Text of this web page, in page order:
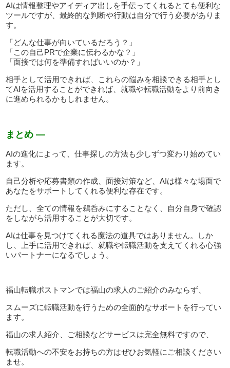
AIは情報整理やアイディア出しを手伝ってくれるとても便利な
ツールですが、最終的な判断や行動は自分で行う必要がありま
す。
「どんな仕事が向いているだろう？」
「この自己PRで企業に伝わるかな？」
「面接では何を準備すればいいのか？」
相手として活用できれば、これらの悩みを相談できる相手とし
てAIを活用することができれば、就職や転職活動をより前向き
に進められるかもしれません。
まとめ —
AIの進化によって、仕事探しの方法も少しずつ変わり始めてい
ます。
自己分析や応募書類の作成、面接対策など、AIは様々な場面で
あなたをサポートしてくれる便利な存在です。
ただし、全ての情報を鵜呑みにすることなく、自分自身で確認
をしながら活用することが大切です。
AIは仕事を見つけてくれる魔法の道具ではありません。しか
し、上手に活用できれば、就職や転職活動を支えてくれる心強
いパートナーになるでしょう。
福山転職ポストマンでは福山の求人のご紹介のみならず、
スムーズに転職活動を行うための全面的なサポートを行ってい
ます。
福山の求人紹介、ご相談などサービスは完全無料ですので、
転職活動への不安をお持ちの方はぜひお気軽にご相談ください
ませ。